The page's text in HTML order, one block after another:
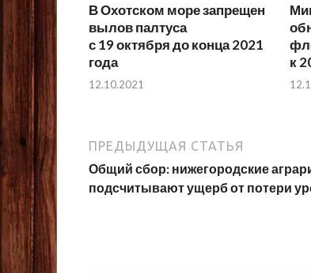
В Охотском море запрещен
вылов палтуса
с 19 октября до конца 2021
года
12.10.2021
к
ПРЕДЫДУЩАЯ СТАТЬЯ
Общий сбор: нижегородские
подсчитывают ущерб от потери